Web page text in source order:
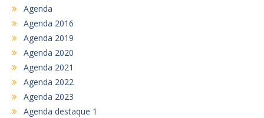
Agenda
Agenda 2016
Agenda 2019
Agenda 2020
Agenda 2021
Agenda 2022
Agenda 2023
Agenda destaque 1